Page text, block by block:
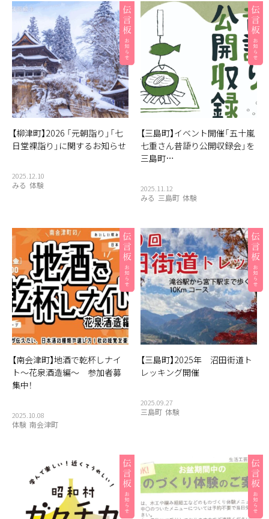
【柳津町】2026 「元朝詣り」「七
日堂裸詣り」に関するお知らせ
2025.12.10
みる 体験
【三島町】イベント開催「五十嵐
七重さん昔語り公開収録会」を
三島町…
2025.11.12
みる 三島町 体験
【南会津町】地酒で乾杯しナイ
ト～花泉酒造編～ 参加者募
集中！
2025.10.08
体験 南会津町
【三島町】2025年 沼田街道ト
レッキング開催
2025.09.27
三島町 体験